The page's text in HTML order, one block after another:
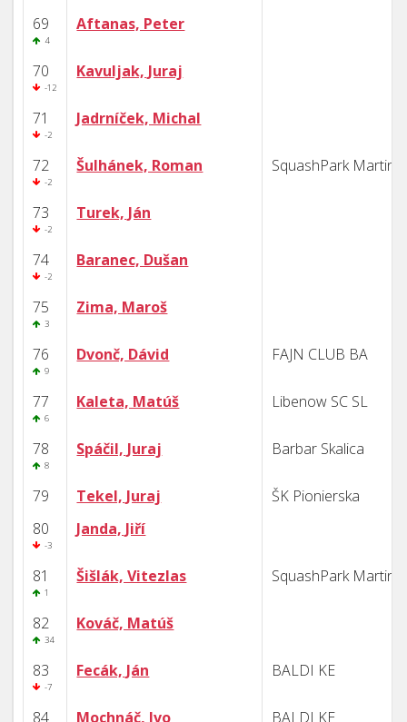
69
4
Aftanas, Peter
70
-12
Kavuljak, Juraj
71
-2
Jadrníček, Michal
72
-2
Šulhánek, Roman SquashPark Martin
73
-2
Turek, Ján
74
-2
Baranec, Dušan
75
3
Zima, Maroš
76
9
Dvonč, Dávid FAJN CLUB BA
77
6
Kaleta, Matúš Libenow SC SL
78
8
Spáčil, Juraj Barbar Skalica
79 Tekel, Juraj
ŠK Pionierska
80
-3
Janda, Jiří
81
1
Šišlák, Vitezlas SquashPark Martin
82
34
Kováč, Matúš
83
-7
Fecák, Ján BALDI KE
84 Mochnáč, Ivo
BALDI KE